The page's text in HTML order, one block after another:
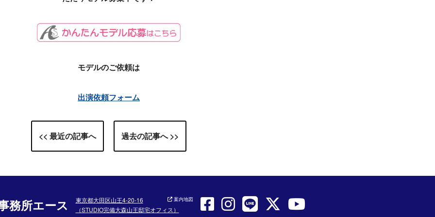
モデルのご依頼は
出演依頼フォーム
<< 最近の記事へ 過去の記事へ >>
務所エース
東京都大田区山王4-20-16
（STUDIO完備大森山王邸宅オフィス）
案内地図